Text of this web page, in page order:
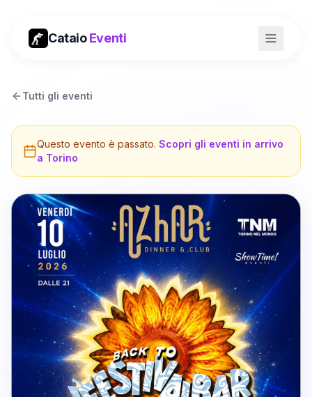
CataioEventi
Tutti gli eventi
Questo evento è passato. Scopri gli eventi in arrivo
a Torino